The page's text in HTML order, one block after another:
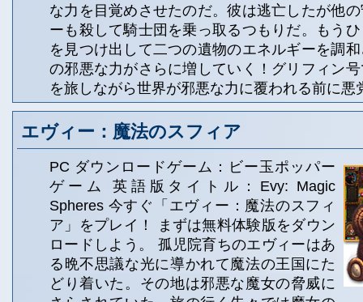
な力を目覚めさせたのだ。彼は逃亡したが他
ーも殺して騎士団を乗っ取るつもりだ。もう
を見つけ出して二つの遺物のエネルギーを調
の邪悪な力がさらに増していく！グリフィン
を旅しながら世界が邪悪な力に覆われる前に悪
エヴィー：魔法のスフィア
PC ダウンロードゲーム：ビー玉ポッパー
ゲーム 英語版タイトル：Evy: Magic
Spheres 今すぐ「エヴィー：魔法のスフィ
ア」をプレイ！ まずは無料体験版をダウン
ロードしよう。 孤児院育ちのエヴィーはあ
る晩不思議な光に導かれて魔法の王国にた
どり着いた。その地は邪悪な魔女の脅威に